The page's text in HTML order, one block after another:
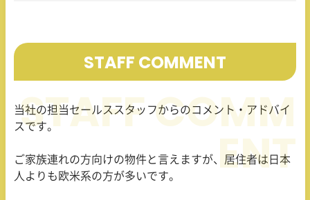
STAFF COMMENT
当社の担当セールススタッフからのコメント・アドバイ
スです。
ご家族連れの方向けの物件と言えますが、居住者は日本
人よりも欧米系の方が多いです。